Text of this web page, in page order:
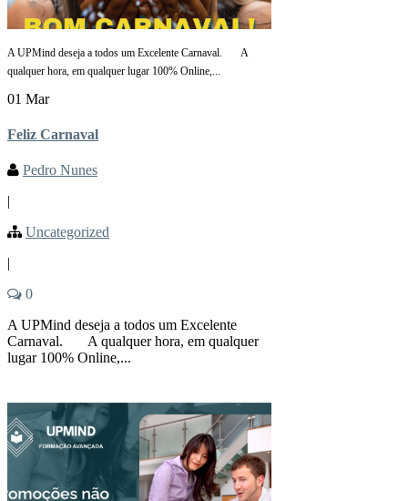
A UPMind deseja a todos um Excelente Carnaval. A
qualquer hora, em qualquer lugar 100% Online,...
01 Mar
Feliz Carnaval
Pedro Nunes
|
Uncategorized
|
0
A UPMind deseja a todos um Excelente
Carnaval. A qualquer hora, em qualquer
lugar 100% Online,...